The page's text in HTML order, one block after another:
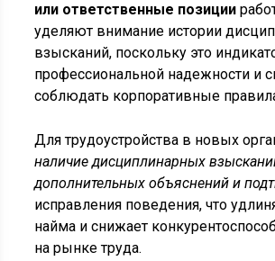
или ответственные позиции
уделяют внимание истории
взысканий, поскольку это
профессиональной надежности и
соблюдать корпоративные
Для трудоустройства в новых
наличие дисциплинарных
дополнительных объяснений и
исправления поведения, что
найма и снижает
на рынке труда.